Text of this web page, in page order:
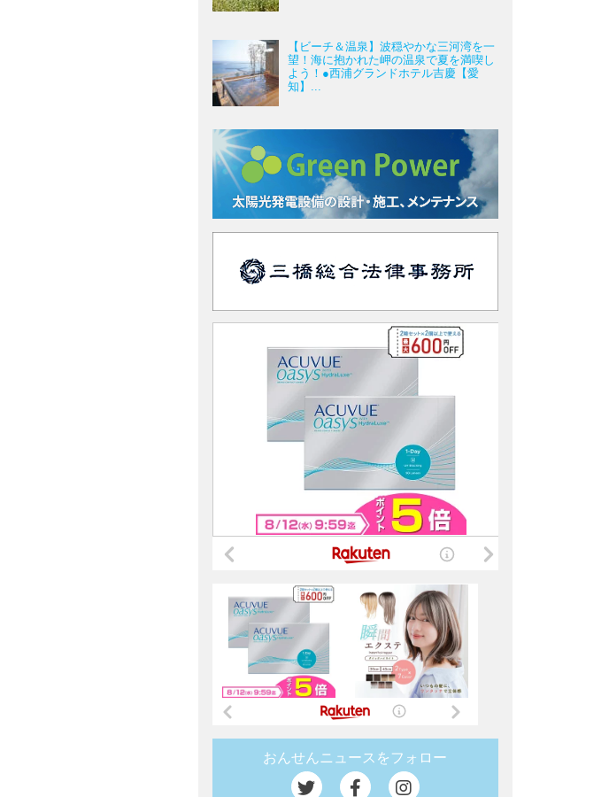
【ビーチ＆温泉】波穏やかな三河湾を一
望！海に抱かれた岬の温泉で夏を満喫し
よう！●西浦グランドホテル吉慶【愛
知】...
おんせんニュースをフォロー